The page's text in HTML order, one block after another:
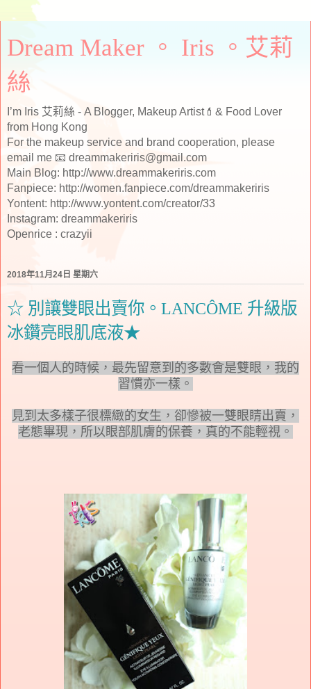
Dream Maker 。 Iris 。艾莉
絲
I’m Iris 艾莉絲 - A Blogger, Makeup Artist💄& Food Lover
from Hong Kong
For the makeup service and brand cooperation, please
email me 📧 dreammakeriris@gmail.com
Main Blog: http://www.dreammakeriris.com
Fanpiece: http://women.fanpiece.com/dreammakeriris
Yontent: http://www.yontent.com/creator/33
Instagram: dreammakeriris
Openrice : crazyii
2018年11月24日 星期六
☆ 別讓雙眼出賣你。LANCÔME 升級版
冰鑽亮眼肌底液★
看一個人的時候，最先留意到的多數會是雙眼，我的
習慣亦一樣。
見到太多樣子很標緻的女生，卻慘被一雙眼睛出賣，
老態畢現，所以眼部肌膚的保養，真的不能輕視。